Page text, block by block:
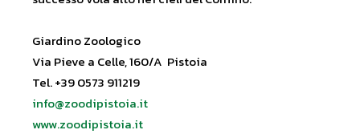
Giardino Zoologico
Via Pieve a Celle, 160/A Pistoia
Tel. +39 0573 911219
info@zoodipistoia.it
www.zoodipistoia.it